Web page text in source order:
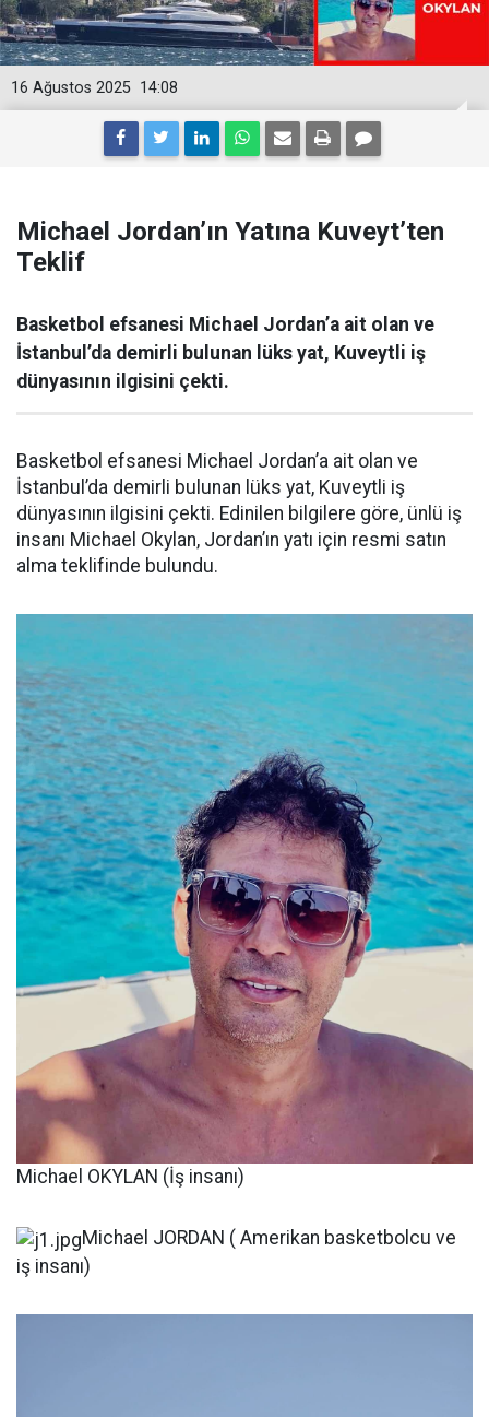
14:08
16 Ağustos 2025
Michael Jordan’ın Yatına Kuveyt’ten
Teklif
Basketbol efsanesi Michael Jordan’a ait olan ve
İstanbul’da demirli bulunan lüks yat, Kuveytli iş
dünyasının ilgisini çekti.
Basketbol efsanesi Michael Jordan’a ait olan ve
İstanbul’da demirli bulunan lüks yat, Kuveytli iş
dünyasının ilgisini çekti. Edinilen bilgilere göre, ünlü iş
insanı Michael Okylan, Jordan’ın yatı için resmi satın
alma teklifinde bulundu.
Michael OKYLAN (İş insanı)
Michael JORDAN ( Amerikan basketbolcu ve
iş insanı)